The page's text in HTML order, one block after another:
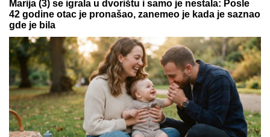
"IMAO SAM PET PROPUŠTENIH
POZIVA"Darko Tanasijević i dalje u
ogromnom strahu za svoju porodicu,
požar se približio njihovoj kući:
"Prva reč koju sam čuo -
IZGOREĆEMO"